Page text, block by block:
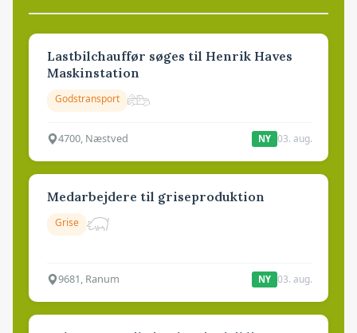
Lastbilchauffør søges til Henrik Haves
Maskinstation
Godstransport
4700, Næstved NY 03. aug.
Medarbejdere til griseproduktion
Grise
9681, Ranum NY 03. aug.